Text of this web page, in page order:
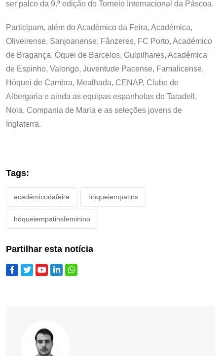
ser palco da 9.ª edição do Torneio Internacional da Páscoa.
Participam, além do Académico da Feira, Académica,
Oliveirense, Sanjoanense, Fânzeres, FC Porto, Académico
de Bragança, Óquei de Barcelos, Gulpilhares, Académica
de Espinho, Valongo, Juventude Pacense, Famalicense,
Hóquei de Cambra, Mealhada, CENAP, Clube de
Albergaria e ainda as equipas espanholas do Taradell,
Noia, Compania de Maria e as seleções jovens de
Inglaterra.
Tags:
académicodafeira hóqueiempatins
hóqueiempatinsfeminino
Partilhar esta notícia